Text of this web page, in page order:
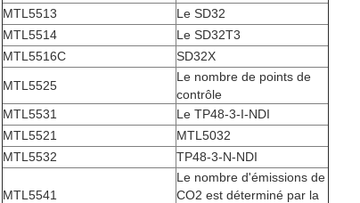
MTL5513
Le SD32
MTL5514
Le SD32T3
MTL5516C
SD32X
MTL5525
Le nombre de points de
contrôle
MTL5531
Le TP48-3-I-NDI
MTL5521
MTL5032
MTL5532
TP48-3-N-NDI
MTL5541
Le nombre d'émissions de
CO2 est déterminé par la